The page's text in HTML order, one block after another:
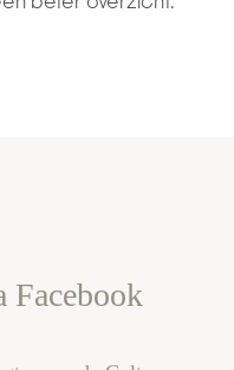
Facebook